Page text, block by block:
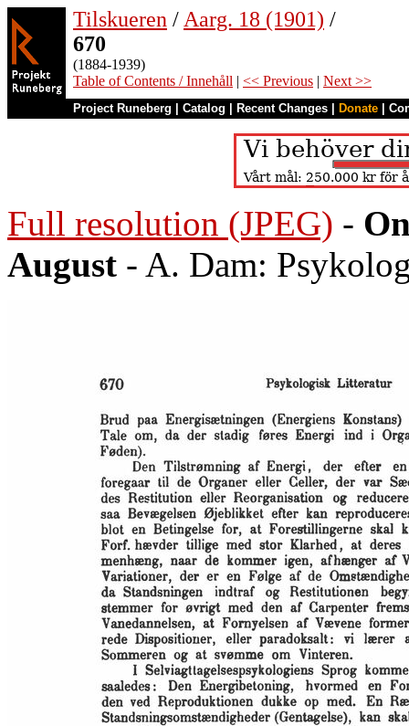
Tilskueren / Aarg. 18 (1901) /
670
(1884-1939)
Table of Contents / Innehåll | << Previous | Next >>
Project Runeberg Catalog Recent Changes Donate
Full resolution (JPEG) -
August - A. Dam: